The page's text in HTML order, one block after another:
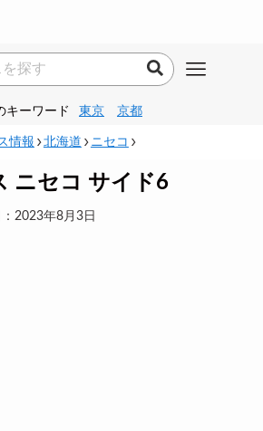
キーワード 東京 京都
情報 北海道 ニセコ
ニセコ サイド6
：2023年8月3日